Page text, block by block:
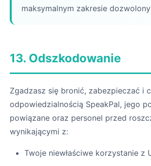
maksymalnym zakresie
13. Odszkodowanie
Zgadzasz się bronić, zabezpieczać i
odpowiedzialnością SpeakPal, jego
powiązane oraz personel przed
wynikającymi z:
Twoje niewłaściwe korzystanie z